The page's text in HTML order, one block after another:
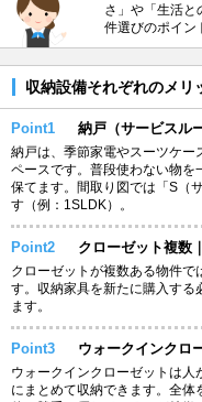
さ」や「生活と
件選びのポイン
収納設備それぞれのメリ
Point1 納戸（サービスル
納戸は、季節家電やスーツケー
ペースです。普段使わない物を
保てます。間取り図では「S（
す（例：1SLDK）。
Point2 クローゼット複数
クローゼットが複数ある物件で
す。収納家具を新たに購入する
ます。
Point3 ウォークインクロ
ウォークインクローゼットは
にまとめて収納できます。全